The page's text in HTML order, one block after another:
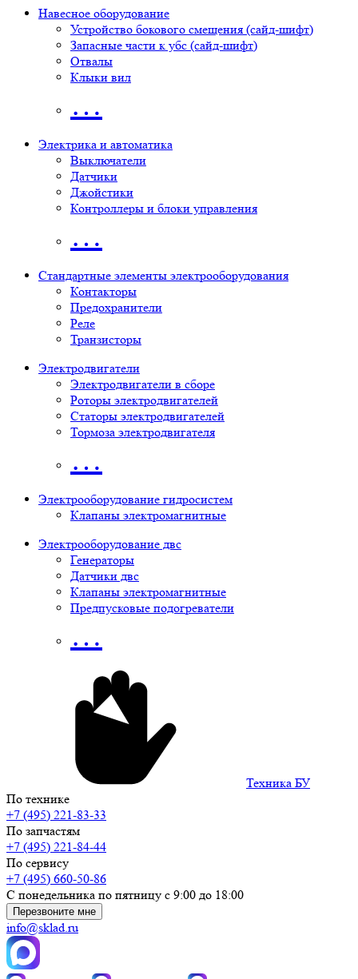
Навесное оборудование
Устройство бокового смещения (сайд-шифт)
Запасные части к убс (сайд-шифт)
Отвалы
Клыки вил
…
Электрика и автоматика
Выключатели
Датчики
Джойстики
Контроллеры и блоки управления
…
Стандартные элементы электрооборудования
Контакторы
Предохранители
Реле
Транзисторы
Электродвигатели
Электродвигатели в сборе
Роторы электродвигателей
Статоры электродвигателей
Тормоза электродвигателя
…
Электрооборудование гидросистем
Клапаны электромагнитные
Электрооборудование двс
Генераторы
Датчики двс
Клапаны электромагнитные
Предпусковые подогреватели
…
Техника БУ
По технике
+7 (495) 221-83-33
По запчастям
+7 (495) 221-84-44
По сервису
+7 (495) 660-50-86
С понедельника по пятницу с 9:00 до 18:00
Перезвоните мне
info@sklad.ru